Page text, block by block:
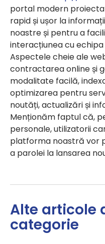
portal modern
rapid și ușor la
noastre și pentru a
interacțiunea cu
Aspectele cheie ale
contractarea online și
modalitate facilă,
optimizarea pentru
noutăți, actualizări și
Menționăm faptul că,
personale, utilizatorii
platforma noastră vor
a parolei la lansarea
Alte articole
categorie